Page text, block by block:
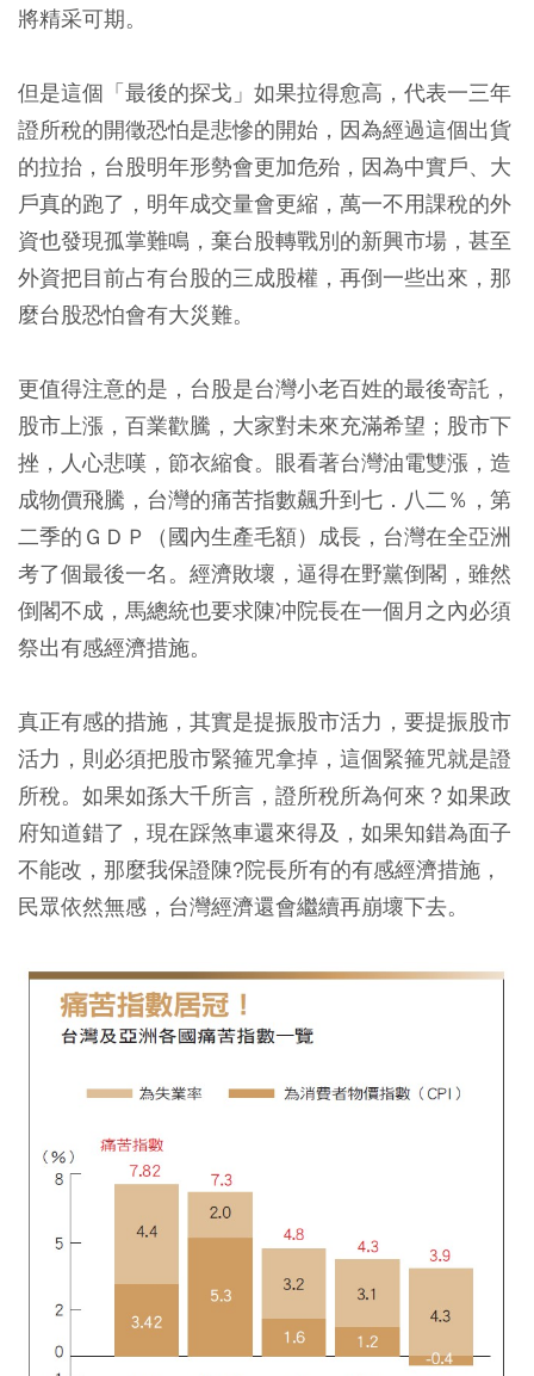
將精采可期。
但是這個「最後的探戈」如果拉得愈高，代表一三年
證所稅的開徵恐怕是悲慘的開始，因為經過這個出貨
的拉抬，台股明年形勢會更加危殆，因為中實戶、大
戶真的跑了，明年成交量會更縮，萬一不用課稅的外
資也發現孤掌難鳴，棄台股轉戰別的新興市場，甚至
外資把目前占有台股的三成股權，再倒一些出來，那
麼台股恐怕會有大災難。
更值得注意的是，台股是台灣小老百姓的最後寄託，
股市上漲，百業歡騰，大家對未來充滿希望；股市下
挫，人心悲嘆，節衣縮食。眼看著台灣油電雙漲，造
成物價飛騰，台灣的痛苦指數飆升到七．八二％，第
二季的ＧＤＰ（國內生產毛額）成長，台灣在全亞洲
考了個最後一名。經濟敗壞，逼得在野黨倒閣，雖然
倒閣不成，馬總統也要求陳冲院長在一個月之內必須
祭出有感經濟措施。
真正有感的措施，其實是提振股市活力，要提振股市
活力，則必須把股市緊箍咒拿掉，這個緊箍咒就是證
所稅。如果如孫大千所言，證所稅所為何來？如果政
府知道錯了，現在踩煞車還來得及，如果知錯為面子
不能改，那麼我保證陳?院長所有的有感經濟措施，
民眾依然無感，台灣經濟還會繼續再崩壞下去。